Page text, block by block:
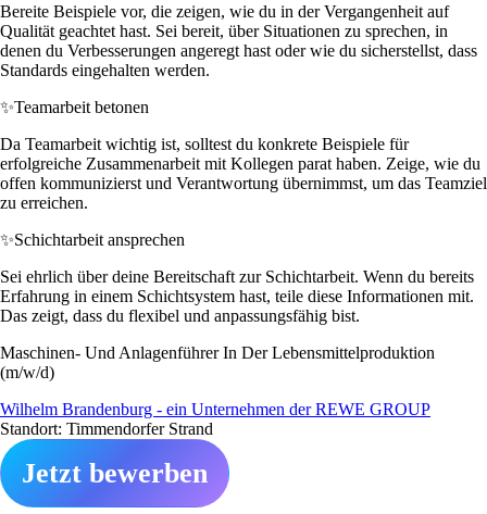
Bereite Beispiele vor, die zeigen, wie du in der Vergangenheit auf
Qualität geachtet hast. Sei bereit, über Situationen zu sprechen, in
denen du Verbesserungen angeregt hast oder wie du sicherstellst, dass
Standards eingehalten werden.
✨Teamarbeit betonen
Da Teamarbeit wichtig ist, solltest du konkrete Beispiele für
erfolgreiche Zusammenarbeit mit Kollegen parat haben. Zeige, wie du
offen kommunizierst und Verantwortung übernimmst, um das Teamziel
zu erreichen.
✨Schichtarbeit ansprechen
Sei ehrlich über deine Bereitschaft zur Schichtarbeit. Wenn du bereits
Erfahrung in einem Schichtsystem hast, teile diese Informationen mit.
Das zeigt, dass du flexibel und anpassungsfähig bist.
Maschinen- Und Anlagenführer In Der Lebensmittelproduktion
(m/w/d)
Wilhelm Brandenburg - ein Unternehmen der REWE GROUP
Standort: Timmendorfer Strand
Jetzt bewerben